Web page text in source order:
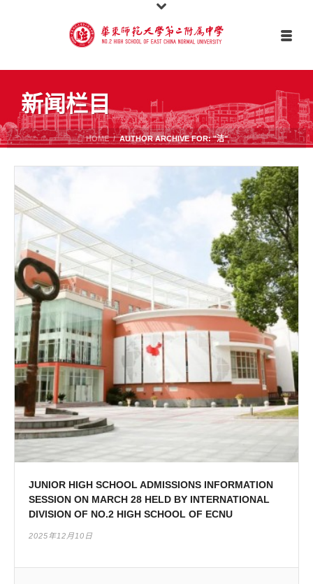
新闻栏目
HOME / AUTHOR ARCHIVE FOR: "洁"
JUNIOR HIGH SCHOOL ADMISSIONS INFORMATION
SESSION ON MARCH 28 HELD BY INTERNATIONAL
DIVISION OF NO.2 HIGH SCHOOL OF ECNU
2025年12月10日